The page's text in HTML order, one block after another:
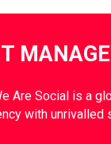
Are Social is a
with unrivalled